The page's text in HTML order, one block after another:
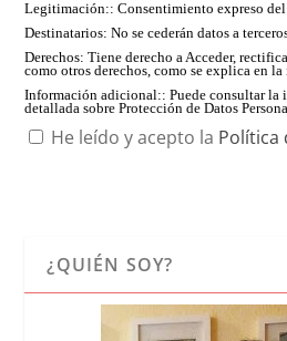
Legitimación:: Consentimiento expreso
Destinatarios: No se cederán datos a
Derechos: Tiene derecho a Acceder,
como otros derechos, como se explica en
Información adicional:: Puede consultar
detallada sobre Protección de Datos
He leído y acepto la Política
¿QUIÉN SOY?